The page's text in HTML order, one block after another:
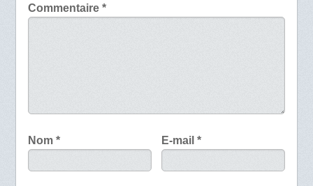
Commentaire *
Nom * E-mail*